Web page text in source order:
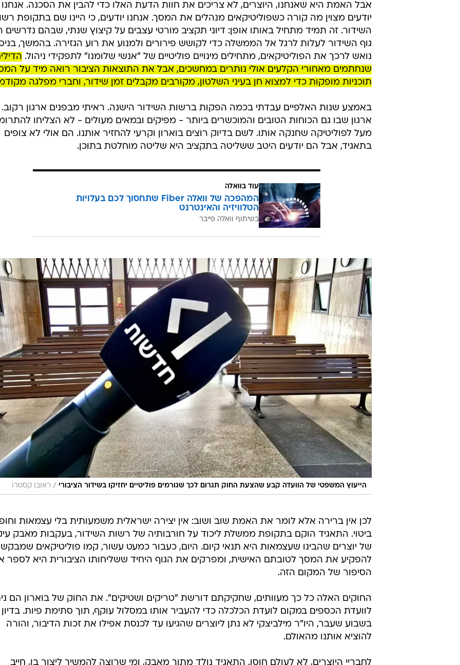
אבל האמת היא שאנחנו, היוצרים, לא צריכים את חוות הדעת האלו כדי להבין את הסכנה. אנחנו
יודעים מצוין מה קורה כשפוליטיקאים מנהלים את המסך. אנחנו יודעים, כי היינו שם בתקופת
השידור. זה תמיד מתחיל באותו אופן: דיוני תקציב מורטי עצבים על קיצוץ שנתי, שבהם נדרשים
גוף השידור לעלות לרגל אל הממשלה כדי לקושש פירורים ולמנוע את רוע הגזירה. בהמשך,
נואש לרכך את הפוליטיקאים, מתחילים מינויים פוליטיים של "אנשי שלומנו" לתפקידי ניהול.
שנחתמים מאחורי הקלעים אולי נותרים במחשכים, אבל את התוצאות הציבור רואה מיד על
תוכניות מופקות כדי למצוא חן בעיני השלטון, מקורבים מקבלים זמן שידור, וחברי מפלגה
באמצע שנות האלפיים עבדתי בכמה הפקות ברשות השידור הישנה. ראיתי מבפנים ארגון רקוב.
ארגון שבו גם הכוחות הטובים והמוכשרים ביותר - מפיקים ובמאים מעולים - לא הצליחו
מעל לפוליטיקה שחנקה אותו. לשם בדיוק רוצים בוארון וקרעי להחזיר אותנו. הם אולי לא צופים
בתאגיד, אבל הם יודעים היטב ששליטה בתקציב היא שליטה מוחלטת בתוכן.
עוד בוואלה
המהפכה של וואלה Fiber שתחסוך לכם בעלויות
הטלוויזיה והאינטרנט
בשיתוף וואלה פייבר
הייעוץ המשפטי של הוועדה קבע שהצעת החוק תגרום לכך שגורמים פוליטיים יחזיקו בשידור הציבורי / ראובן קסטרו
לכן אין ברירה אלא לומר את האמת שוב ושוב: אין יצירה ישראלית משמעותית בלי עצמאות
ביטוי. התאגיד הוקם בתקופת ממשלת ליכוד על חורבותיה של רשות השידור, בעקבות מאבק
של יוצרים שהבינו שעצמאות היא תנאי קיום. היום, כעבור כמעט עשור, קמו פוליטיקאים
להפקיע את המסך לטובתם האישית, ומפרקים את הגוף היחיד ששליחותו הציבורית היא לספר
הסיפור של המקום הזה.
החוקים האלה כל כך מעוותים, שחקיקתם דורשת "טריקים ושטיקים". את החוק של בוארון הם
לוועדת הכספים במקום לועדת הכלכלה כדי להעביר אותו במסלול עוקף, תוך סתימת פיות. בדיון
בשבוע שעבר, היו"ר מילביצקי לא נתן ליוצרים שהגיעו עד לכנסת אפילו את זכות הדיבור, והורה
להוציא אותנו מהאולם.
לחבריי היוצרים, לא לעולם חוסן. התאגיד נולד מתוך מאבק, ומי שרוצה להמשיך ליצור בו, חייב